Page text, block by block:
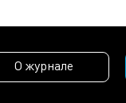
О журнале